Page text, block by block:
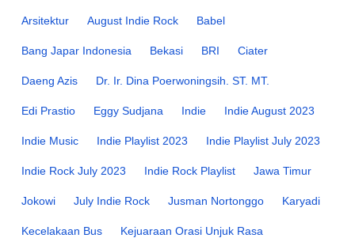
Arsitektur August Indie Rock Babel
Bang Japar Indonesia Bekasi BRI Ciater
Daeng Azis Dr. Ir. Dina Poerwoningsih. ST. MT.
Edi Prastio Eggy Sudjana Indie Indie August 2023
Indie Music Indie Playlist 2023 Indie Playlist July 2023
Indie Rock July 2023 Indie Rock Playlist Jawa Timur
Jokowi July Indie Rock Jusman Nortonggo Karyadi
Kecelakaan Bus Kejuaraan Orasi Unjuk Rasa